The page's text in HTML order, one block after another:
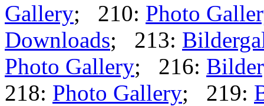
Gallery; 210: Photo
Downloads; 213:
Photo Gallery; 216:
218: Photo Gallery; 219: